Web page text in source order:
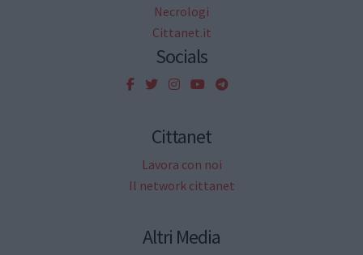
Necrologi
Cittanet.it
Socials
Cittanet
Lavora con noi
Il network cittanet
Altri Media